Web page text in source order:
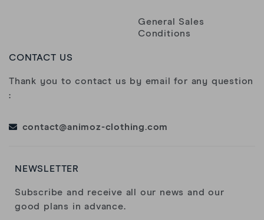
en sportswear
Hubert Josserand
General Sales
Conditions
CONTACT US
Thank you to contact us by email for any question
:
contact@animoz-clothing.com
NEWSLETTER
Subscribe and receive all our news and our
good plans in advance.